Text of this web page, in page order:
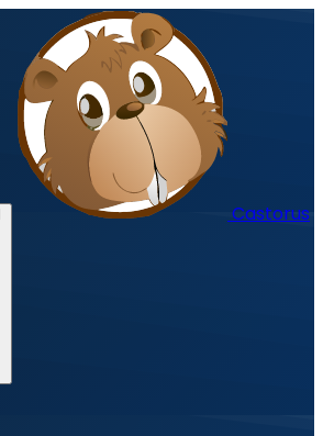
Castorus